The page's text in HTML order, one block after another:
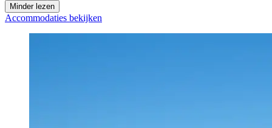
Minder lezen
Accommodaties bekijken